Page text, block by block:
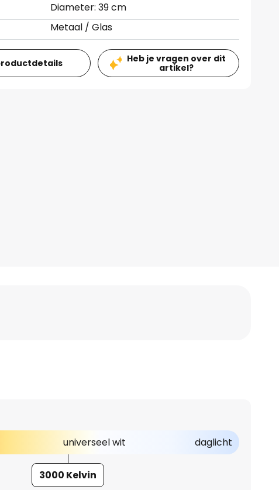
Diameter: 39 cm
Metaal / Glas
Heb je vragen over dit
artikel?
universeel wit daglicht
3000 Kelvin